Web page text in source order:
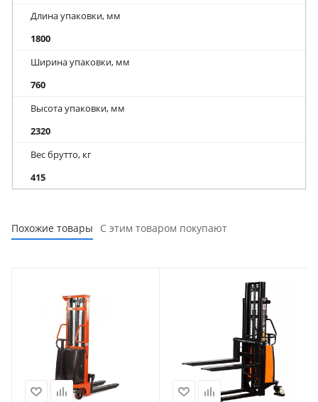
Длина упаковки, мм
1800
Ширина упаковки, мм
760
Высота упаковки, мм
2320
Вес брутто, кг
415
Похожие товары С этим товаром покупают